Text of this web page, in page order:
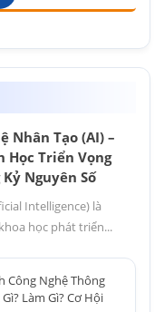
Nhân Tạo (AI) –
Học Triển Vọng
Nguyên Số
Intelligence) là
học phát triển...
Công Nghệ Thông
Làm Gì? Cơ Hội